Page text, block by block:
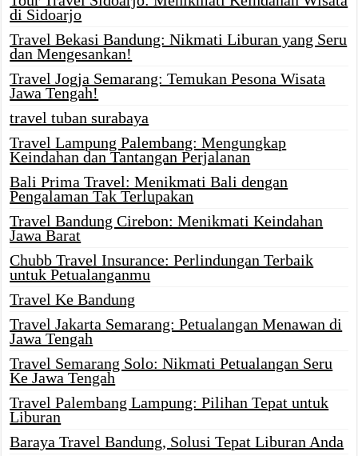
di Sidoarjo
Travel Bekasi Bandung: Nikmati Liburan yang Seru
dan Mengesankan!
Travel Jogja Semarang: Temukan Pesona Wisata
Jawa Tengah!
travel tuban surabaya
Travel Lampung Palembang: Mengungkap
Keindahan dan Tantangan Perjalanan
Bali Prima Travel: Menikmati Bali dengan
Pengalaman Tak Terlupakan
Travel Bandung Cirebon: Menikmati Keindahan
Jawa Barat
Chubb Travel Insurance: Perlindungan Terbaik
untuk Petualanganmu
Travel Ke Bandung
Travel Jakarta Semarang: Petualangan Menawan di
Jawa Tengah
Travel Semarang Solo: Nikmati Petualangan Seru
Ke Jawa Tengah
Travel Palembang Lampung: Pilihan Tepat untuk
Liburan
Baraya Travel Bandung, Solusi Tepat Liburan Anda